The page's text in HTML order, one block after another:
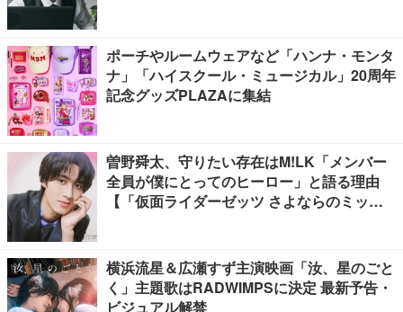
ポーチやルームウェアなど「ハンナ・モンタ
ナ」「ハイスクール・ミュージカル」20周年
記念グッズPLAZAに集結
曽野舜太、守りたい存在はM!LK「メンバー
全員が僕にとってのヒーロー」と語る理由
【「仮面ライダーゼッツ さよならのミッシ
横浜流星＆広瀬すず主演映画「汝、星のごと
く」主題歌はRADWIMPSに決定 最新予告・
ビジュアル解禁